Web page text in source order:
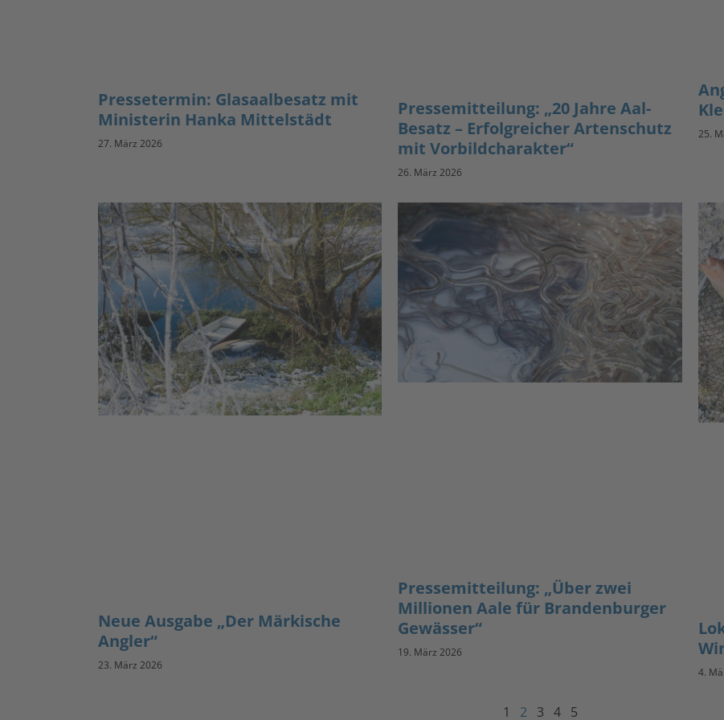
Pressetermin: Glasaalbesatz mit
Ministerin Hanka Mittelstädt
27. März 2026
Pressemitteilung: „20 Jahre Aal-
Besatz – Erfolgreicher Artenschutz
mit Vorbildcharakter“
26. März 2026
25.
Neue Ausgabe „Der Märkische
Angler“
23. März 2026
Pressemitteilung: „Über zwei
Millionen Aale für Brandenburger
Gewässer“
19. März 2026
4.
1 2 3 4 5